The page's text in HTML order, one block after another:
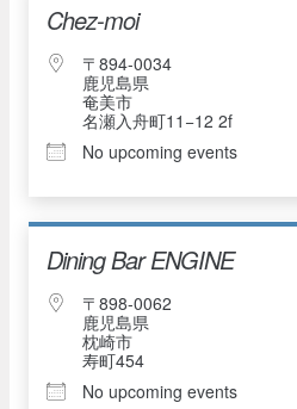
Chez-moi
〒894-0034
鹿児島県
奄美市
名瀬入舟町11−12 2f
No upcoming events
Dining Bar ENGINE
〒898-0062
鹿児島県
枕崎市
寿町454
No upcoming events